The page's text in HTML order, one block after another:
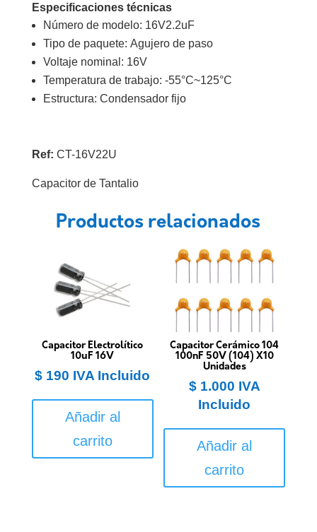
Especificaciones técnicas
Número de modelo: 16V2.2uF
Tipo de paquete: Agujero de paso
Voltaje nominal: 16V
Temperatura de trabajo: -55°C~125°C
Estructura: Condensador fijo
Ref: CT-16V22U
Capacitor de Tantalio
Productos relacionados
Capacitor Electrolítico
10uF 16V
$ 190 IVA Incluido
Añadir al
carrito
Capacitor Cerámico 104
100nF 50V (104) X10
Unidades
$1.000 IVA
Incluido
Añadir al
carrito